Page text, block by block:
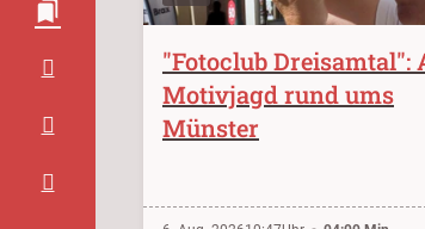
"Fotoclub Dreisamtal":
Motivjagd rund ums
Münster